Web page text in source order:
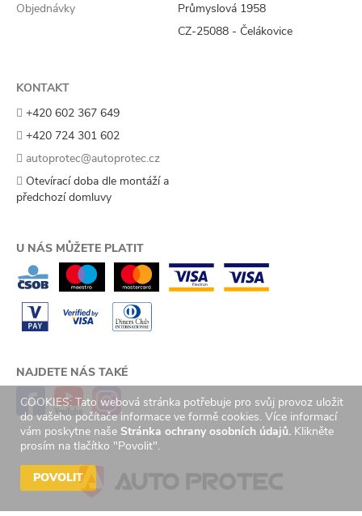
COOKIES: Tato webová stránka potřebuje pro svůj provoz uložit
do vašeho počítače informace ve formě cookies. Více informací
vám poskytne naše Stránka ochrany osobních údajů. Klikněte
prosím na tlačítko "Povolit".
POVOLIT
Objednávky
Průmyslová 1958
CZ-25088 - Čelákovice
KONTAKT
+420 602 367 649
+420 724 301 602
autoprotec@autoprotec.cz
Otevírací doba dle montáží a
předchozí domluvy
U NÁS MŮŽETE PLATIT
NAJDETE NÁS TAKÉ